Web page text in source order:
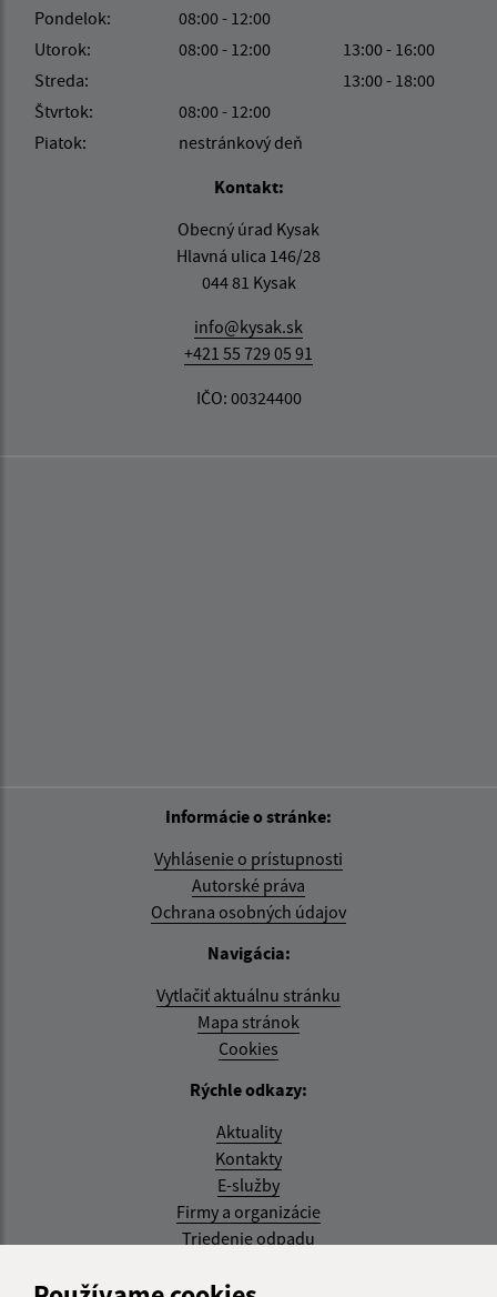
Pondelok:
08:00 - 12:00
Utorok:
08:00 - 12:00
13:00 - 16:00
Streda:
13:00 - 18:00
Štvrtok:
08:00 - 12:00
Piatok:
nestránkový deň
Kontakt:
Obecný úrad Kysak
Hlavná ulica 146/28
044 81 Kysak
info@kysak.sk
+421 55 729 05 91
IČO: 00324400
Informácie o stránke:
Vyhlásenie o prístupnosti
Autorské práva
Ochrana osobných údajov
Navigácia:
Vytlačiť aktuálnu stránku
Mapa stránok
Cookies
Rýchle odkazy:
Aktuality
Kontakty
E-služby
Firmy a organizácie
Triedenie odpadu
Aktualizované: